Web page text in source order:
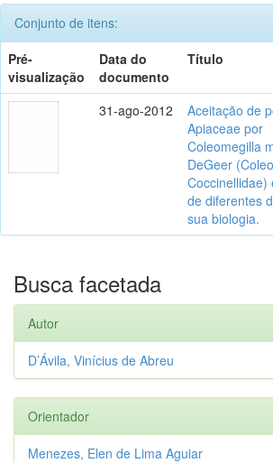
Conjunto de itens:
Pré-
visualização
Data do
documento
Título
31-ago-2012
Aceitação de
Apiaceae por
Coleomegilla
DeGeer
Coccinellidae)
de diferentes
sua biologia.
Busca facetada
Autor
D’Ávila, Vinícius de Abreu
Orientador
Menezes, Elen de Lima Aguiar